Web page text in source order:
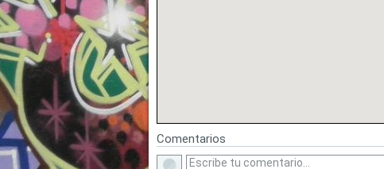
Comentarios